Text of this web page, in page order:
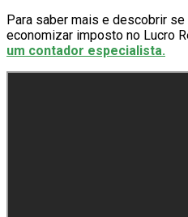
Para saber mais e descobrir
economizar imposto no Lucro
um contador especialista.